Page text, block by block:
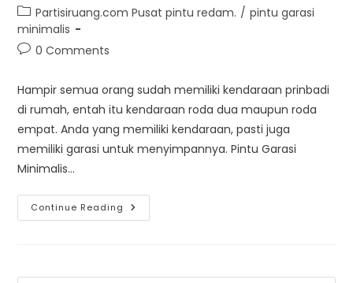
author:
published:
Post
category:
Partisiruang.com Pusat pintu redam. / pintu garasi
minimalis
Post0 Comments
Hampir semua orang sudah memiliki kendaraan prinbadi
di rumah, entah itu kendaraan roda dua maupun roda
empat. Anda yang memiliki kendaraan, pasti juga
memiliki garasi untuk menyimpannya. Pintu Garasi
Minimalis…
Continue Reading Pintu
Garasi
Terbaik